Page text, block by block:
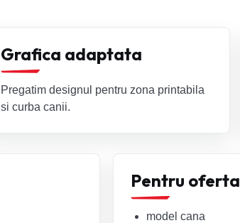
Grafica adaptata
Pregatim designul pentru zona printabila
si curba canii.
Pentru oferta
model cana